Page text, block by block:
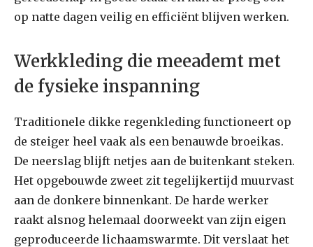
op natte dagen veilig en efficiënt blijven werken.
Werkkleding die meeademt met
de fysieke inspanning
Traditionele dikke regenkleding functioneert op
de steiger heel vaak als een benauwde broeikas.
De neerslag blijft netjes aan de buitenkant steken.
Het opgebouwde zweet zit tegelijkertijd muurvast
aan de donkere binnenkant. De harde werker
raakt alsnog helemaal doorweekt van zijn eigen
geproduceerde lichaamswarmte. Dit verslaat het